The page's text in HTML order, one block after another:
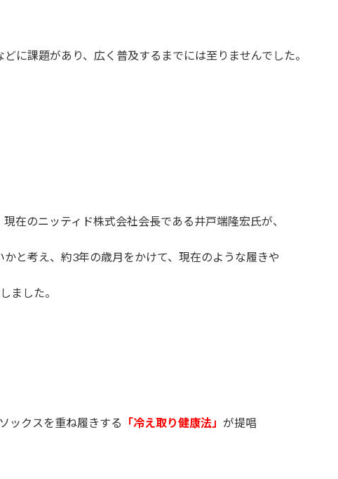
に課題があり、広く普及するまでには至りませんでした。
在のニッティド株式会社会長である井戸端隆宏氏が、
と考え、約3年の歳月をかけて、現在のような履きや
ました。
ックスを重ね履きする 「冷え取り健康法」 が提唱